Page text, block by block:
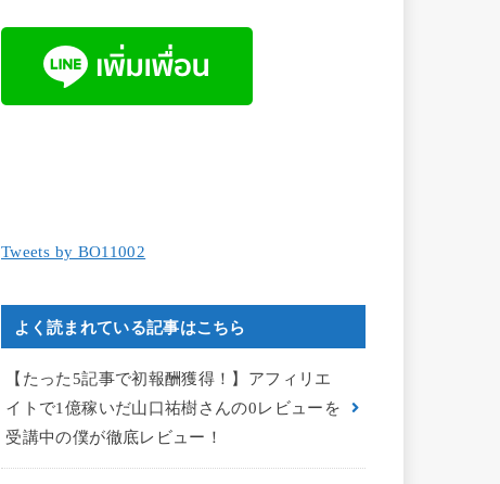
Tweets by BO11002
よく読まれている記事はこちら
【たった5記事で初報酬獲得！】アフィリエ
イトで1億稼いだ山口祐樹さんの0レビューを
受講中の僕が徹底レビュー！